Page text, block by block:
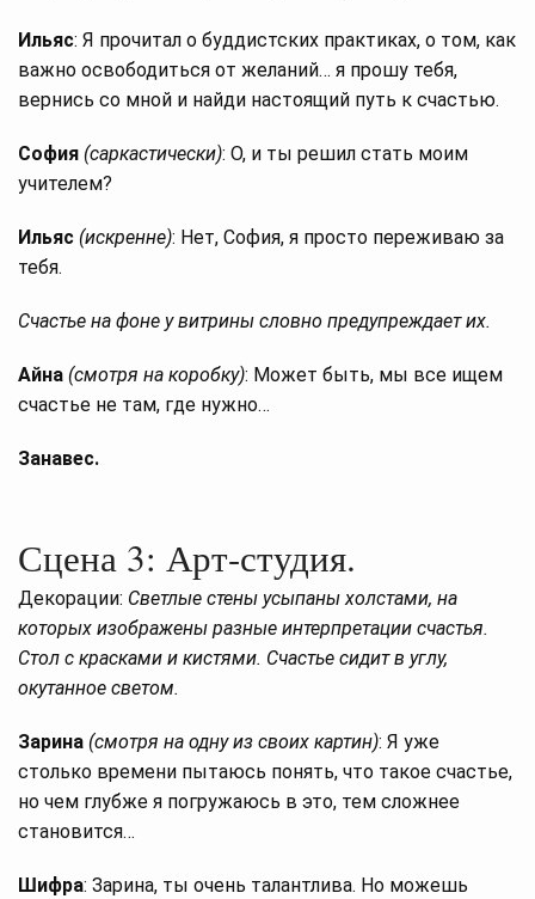
Ильяс: Я прочитал о буддистских практиках, о том, как
важно освободиться от желаний… я прошу тебя,
вернись со мной и найди настоящий путь к счастью.
София (саркастически): О, и ты решил стать моим
учителем?
Ильяс (искренне): Нет, София, я просто переживаю за
тебя.
Счастье на фоне у витрины словно предупреждает их.
Айна (смотря на коробку): Может быть, мы все ищем
счастье не там, где нужно…
Занавес.
Сцена 3: Арт-студия.
Декорации: Светлые стены усыпаны холстами, на
которых изображены разные интерпретации счастья.
Стол с красками и кистями. Счастье сидит в углу,
окутанное светом.
Зарина (смотря на одну из своих картин): Я уже
столько времени пытаюсь понять, что такое счастье,
но чем глубже я погружаюсь в это, тем сложнее
становится…
Шифра: Зарина, ты очень талантлива. Но можешь